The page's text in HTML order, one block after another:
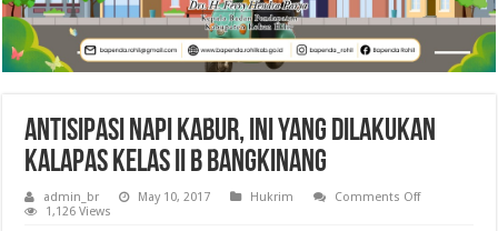
Antisipasi Napi Kabur, Ini Yang Dilakukan
Kalapas Kelas II B Bangkinang
admin_br May 10, 2017 Hukrim Comments Offon
1,126 Views